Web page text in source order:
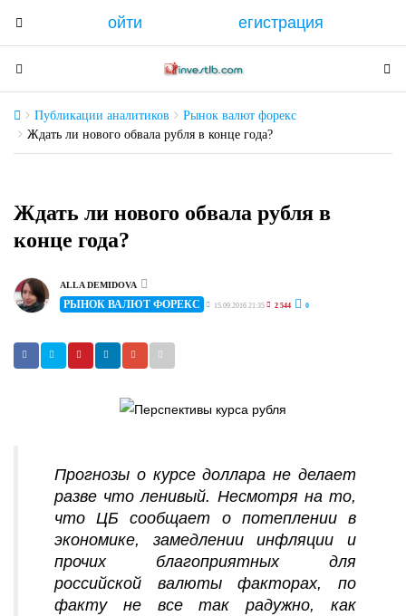
T
o
g
l
e
n
i
g
t
i
n
ойти егистрация
T
o
g
g
l
a
v
g
a
o
T
o
l
Публикации аналитиков
Рынок валют форекс
Ждать ли нового обвала рубля в конце года?
Ждать ли нового обвала рубля в
конце года?
ALLA DEMIDOVA
РЫНОК ВАЛЮТ ФОРЕКС 15.09.2016 21:35 2 544 0
Прогнозы о курсе доллара не делает
разве что ленивый. Несмотря на то,
что ЦБ сообщает о потеплении в
экономике, замедлении инфляции и
прочих благоприятных для
российской валюты факторах, по
факту не все так радужно, как